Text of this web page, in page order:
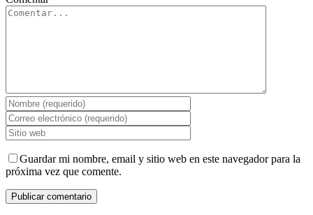
Guardar mi nombre, email y sitio web en este navegador para la
próxima vez que comente.